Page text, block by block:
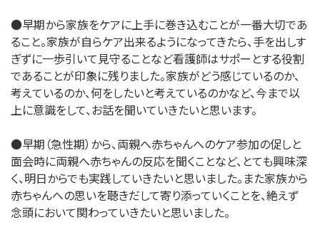
●早期から家族をケアに上手に巻き込むことが一番大切であ
ること。家族が自らケア出来るようになってきたら、手を出しす
ぎずに一歩引いて見守ることなど看護師はサポーとする役割
であることが印象に残りました。家族がどう感じているのか、
考えているのか、何をしたいと考えているのかなど、今まで以
上に意識をして、お話を聞いていきたいと思います。
●早期（急性期）から、両親へ赤ちゃんへのケア参加の促しと
面会時に両親へ赤ちゃんの反応を聞くことなど、とても興味深
く、明日からでも実践していきたいと思いました。また家族から
赤ちゃんへの思いを聴きだして寄り添っていくことを、絶えず
念頭において関わっていきたいと思いました。